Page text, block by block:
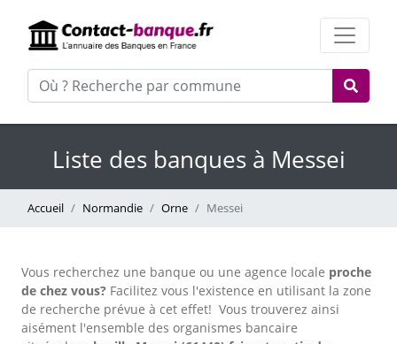
Liste des banques à Messei
Accueil Normandie Orne Messei
Vous recherchez une banque ou une agence locale proche
de chez vous? Facilitez vous l'existence en utilisant la zone
de recherche prévue à cet effet! Vous trouverez ainsi
aisément l'ensemble des organismes bancaire